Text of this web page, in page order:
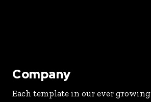
Company
Each template in our ever growing